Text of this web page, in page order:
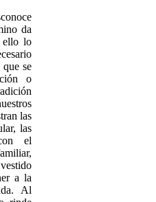
da
ello lo
se
o
las
las
el
a la
Al